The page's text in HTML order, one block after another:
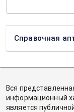
Справочная
Вся
информационный
является